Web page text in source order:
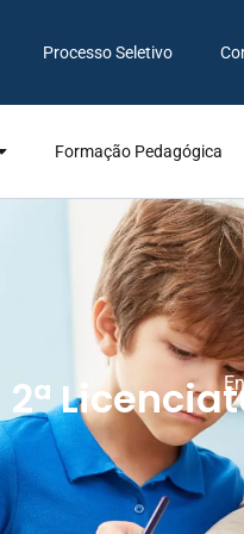
Processo Seletivo
Formação Pedagógica
2ª